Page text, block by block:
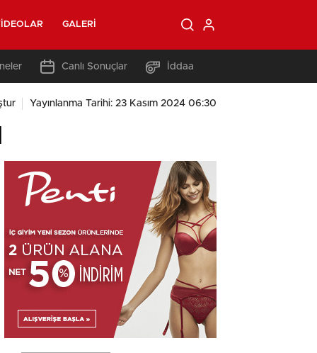
GALERI
Canlı Sonuçlar İddaa
Yayınlanma Tarihi: 23 Kasım 2024 06:30